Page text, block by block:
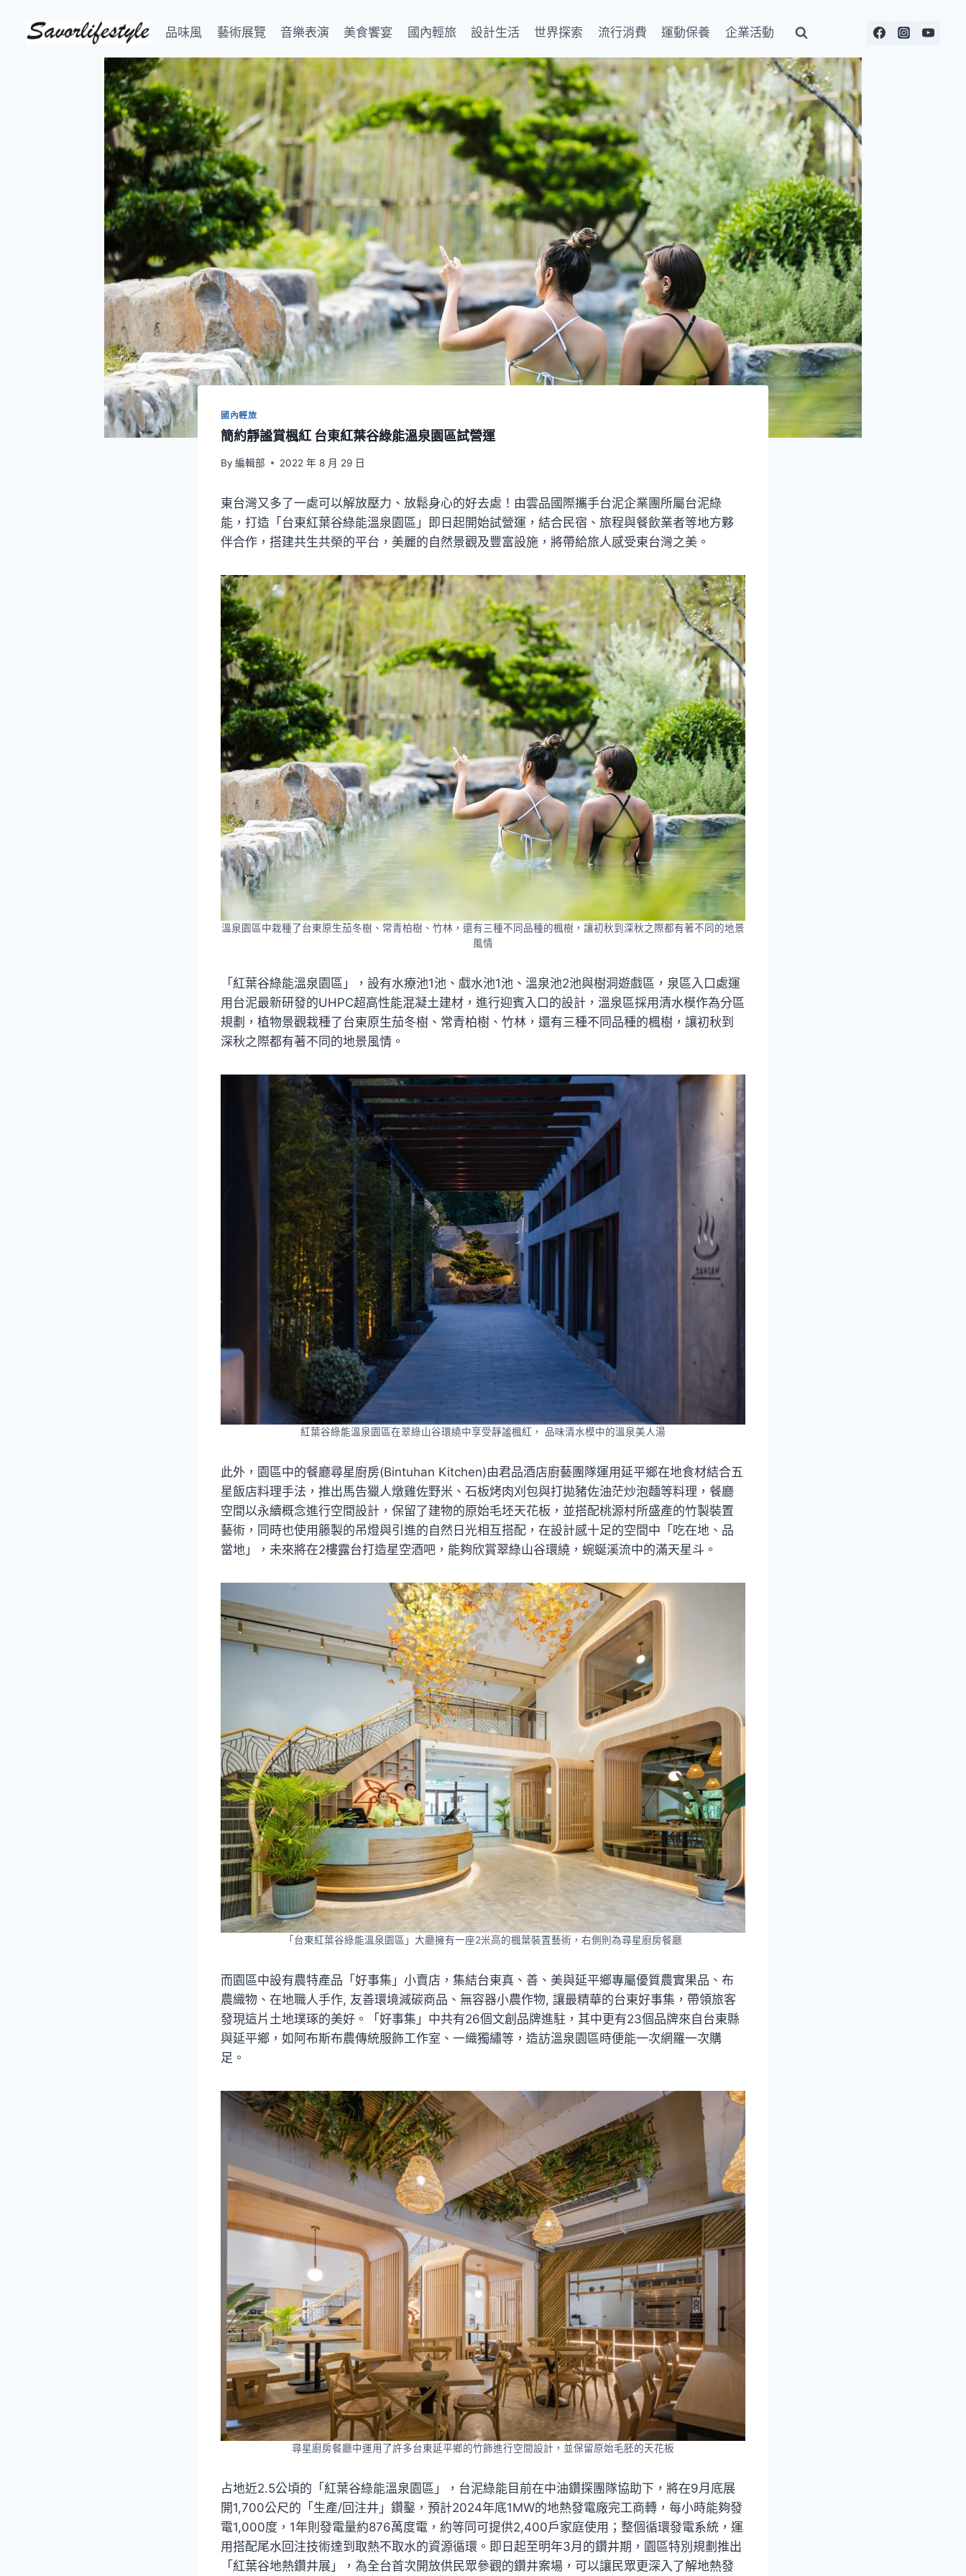
品味風 藝術展覽 音樂表演 美食饗宴 國內輕旅 設計生活 世界探索 流行消費 運動保養 企業活動
國內輕旅
簡約靜謐賞楓紅 台東紅葉谷綠能溫泉園區試營運
By 編輯部 2022 年 8 月 29 日
東台灣又多了一處可以解放壓力、放鬆身心的好去處！由雲品國際攜手台泥企業團所屬台泥綠
能，打造「台東紅葉谷綠能溫泉園區」即日起開始試營運，結合民宿、旅程與餐飲業者等地方夥
伴合作，搭建共生共榮的平台，美麗的自然景觀及豐富設施，將帶給旅人感受東台灣之美。
溫泉園區中栽種了台東原生茄冬樹、常青柏樹、竹林，還有三種不同品種的楓樹，讓初秋到深秋之際都有著不同的地景
風情
「紅葉谷綠能溫泉園區」，設有水療池1池、戲水池1池、溫泉池2池與樹洞遊戲區，泉區入口處運
用台泥最新研發的UHPC超高性能混凝土建材，進行迎賓入口的設計，溫泉區採用清水模作為分區
規劃，植物景觀栽種了台東原生茄冬樹、常青柏樹、竹林，還有三種不同品種的楓樹，讓初秋到
深秋之際都有著不同的地景風情。
紅葉谷綠能溫泉園區在翠綠山谷環繞中享受靜謐楓紅， 品味清水模中的溫泉美人湯
此外，園區中的餐廳尋星廚房(Bintuhan Kitchen)由君品酒店廚藝團隊運用延平鄉在地食材結合五
星飯店料理手法，推出馬告獵人燉雞佐野米、石板烤肉刈包與打拋豬佐油茫炒泡麵等料理，餐廳
空間以永續概念進行空間設計，保留了建物的原始毛坯天花板，並搭配桃源村所盛產的竹製裝置
藝術，同時也使用籐製的吊燈與引進的自然日光相互搭配，在設計感十足的空間中「吃在地、品
當地」，未來將在2樓露台打造星空酒吧，能夠欣賞翠綠山谷環繞，蜿蜒溪流中的滿天星斗。
「台東紅葉谷綠能溫泉園區」大廳擁有一座2米高的楓葉裝置藝術，右側則為尋星廚房餐廳
而園區中設有農特產品「好事集」小賣店，集結台東真、善、美與延平鄉專屬優質農實果品、布
農織物、在地職人手作, 友善環境減碳商品、無容器小農作物, 讓最精華的台東好事集，帶領旅客
發現這片土地璞琢的美好。「好事集」中共有26個文創品牌進駐，其中更有23個品牌來自台東縣
與延平鄉，如阿布斯布農傳統服飾工作室、一織獨繡等，造訪溫泉園區時便能一次網羅一次購
足。
尋星廚房餐廳中運用了許多台東延平鄉的竹飾進行空間設計，並保留原始毛胚的天花板
占地近2.5公頃的「紅葉谷綠能溫泉園區」，台泥綠能目前在中油鑽探團隊協助下，將在9月底展
開1,700公尺的「生產/回注井」鑽鑿，預計2024年底1MW的地熱發電廠完工商轉，每小時能夠發
電1,000度，1年則發電量約876萬度電，約等同可提供2,400戶家庭使用；整個循環發電系統，運
用搭配尾水回注技術達到取熱不取水的資源循環。即日起至明年3月的鑽井期，園區特別規劃推出
「紅葉谷地熱鑽井展」，為全台首次開放供民眾參觀的鑽井案場，可以讓民眾更深入了解地熱發